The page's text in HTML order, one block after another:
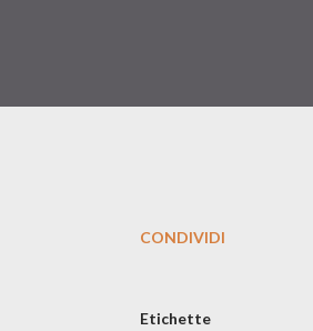
CONDIVIDI
Etichette